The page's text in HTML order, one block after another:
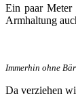
Ein paar Meter
Armhaltung
Immerhin ohne
Da verziehen